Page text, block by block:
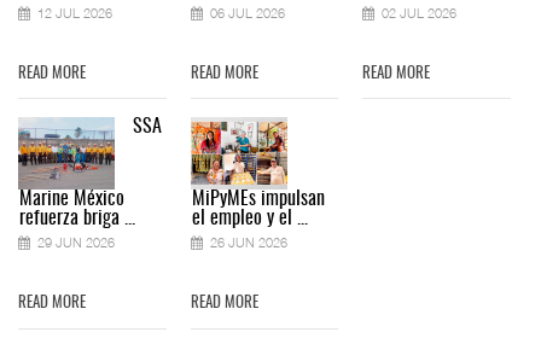
12 JUL 2026
READ MORE
SSA
Marine México
refuerza briga ...
29 JUN 2026
READ MORE
06 JUL 2026
READ MORE
MiPyMEs impulsan
el empleo y el ...
26 JUN 2026
READ MORE
02 JUL 2026
READ MORE